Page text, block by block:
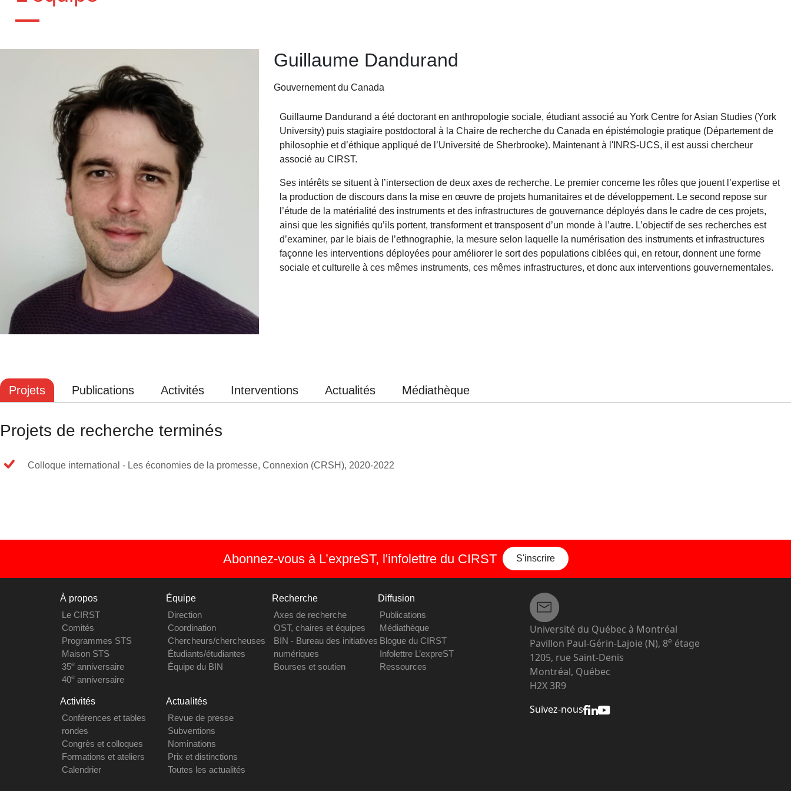
Guillaume Dandurand
Gouvernement du Canada
Guillaume Dandurand a été doctorant en anthropologie sociale, étudiant associé au York Centre for Asian Studies (York
University) puis stagiaire postdoctoral à la Chaire de recherche du Canada en épistémologie pratique (Département de
philosophie et d’éthique appliqué de l’Université de Sherbrooke). Maintenant à l'INRS-UCS, il est aussi chercheur
associé au CIRST.
Ses intérêts se situent à l’intersection de deux axes de recherche. Le premier concerne les rôles que jouent l’expertise et
la production de discours dans la mise en œuvre de projets humanitaires et de développement. Le second repose sur
l’étude de la matérialité des instruments et des infrastructures de gouvernance déployés dans le cadre de ces projets,
ainsi que les signifiés qu’ils portent, transforment et transposent d’un monde à l’autre. L’objectif de ses recherches est
d’examiner, par le biais de l’ethnographie, la mesure selon laquelle la numérisation des instruments et infrastructures
façonne les interventions déployées pour améliorer le sort des populations ciblées qui, en retour, donnent une forme
sociale et culturelle à ces mêmes instruments, ces mêmes infrastructures, et donc aux interventions gouvernementales.
Projets Publications Activités Interventions Actualités Médiathèque
Projets de recherche terminés
Colloque international - Les économies de la promesse, Connexion (CRSH), 2020-2022
Abonnez-vous à L’expreST, l'infolettre du CIRST S'inscrire
À propos
Le CIRST
Comités
Programmes STS
Maison STS
35eanniversaire
40eanniversaire
Équipe
Direction
Coordination
Chercheurs/chercheuses
Étudiants/étudiantes
Équipe du BIN
Recherche
Axes de recherche
OST, chaires et équipes
BIN - Bureau des initiatives
numériques
Bourses et soutien
Diffusion
Publications
Médiathèque
Blogue du CIRST
Infolettre L’expreST
Ressources
Activités
Conférences et tables
rondes
Congrès et colloques
Formations et ateliers
Calendrier
Actualités
Revue de presse
Subventions
Nominations
Prix et distinctions
Toutes les actualités
Université du Québec à Montréal
Pavillon Paul-Gérin-Lajoie (N), 8e étage
1205, rue Saint-Denis
Montréal, Québec
H2X 3R9
Suivez-nous